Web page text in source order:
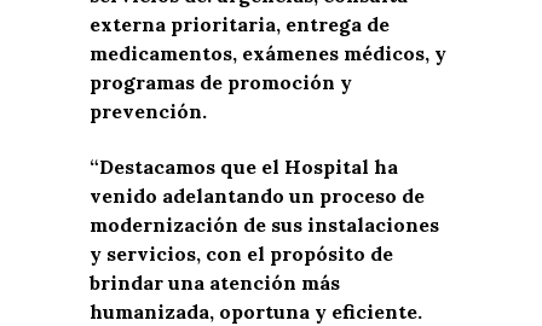
externa prioritaria, entrega de
medicamentos, exámenes médicos, y
programas de promoción y
prevención.
“Destacamos que el Hospital ha
venido adelantando un proceso de
modernización de sus instalaciones
y servicios, con el propósito de
brindar una atención más
humanizada, oportuna y eficiente.